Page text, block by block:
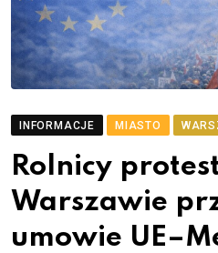
INFORMACJE MIASTO
Rolnicy
Warszawie
umowie